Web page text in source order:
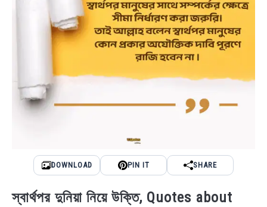
DOWNLOAD PIN IT SHARE
স্বার্থপর দুনিয়া নিয়ে উক্তি, Quotes about